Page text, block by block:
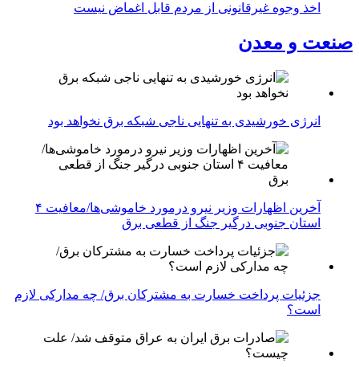
اخذ وجوه غیرقانونی از مردم قابل اغماض نیست
صنعت و معدن
انرژی خورشیدی به تنهایی ناجی شبکه برق نخواهد بود
آخرین اظهارات وزیر نیرو درمورد خاموشی‌ها/معافیت ۴
استان جنوبی درگیر جنگ از قطعی برق
جزئیات پرداخت خسارت به مشترکان برق/ چه مدارکی لازم
است؟